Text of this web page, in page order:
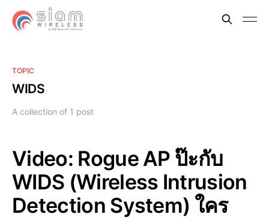
TOPIC
WIDS
A collection of 1 post
Video: Rogue AP ป๊ะกับ
WIDS (Wireless Intrusion
Detection System) ใคร